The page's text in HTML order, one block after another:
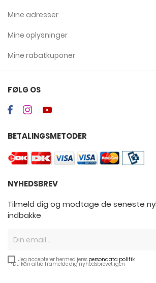
Mine adresser
Mine oplysninger
Mine rabatkuponer
FØLG OS
BETALINGSMETODER
NYHEDSBREV
Tilmeld dig og modtage de seneste
indbakke
Jeg accepterer hermed jeres persondata politik
**Du kan altid framelde dig nyhedsbrevet igen